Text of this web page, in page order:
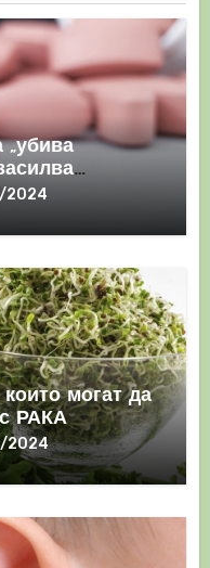
2024
могат да
РАКА
2024